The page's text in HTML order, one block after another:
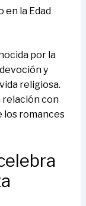
la Edad
por la
y
religiosa.
relación con
los romances